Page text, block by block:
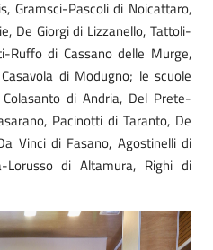
Gramsci-Pascoli di Noicattaro,
De Giorgi di Lizzanello, Tattoli-
Ruffo di Cassano delle Murge,
di Modugno; le scuole
di Andria, Del Prete-
Pacinotti di Taranto, De
Vinci di Fasano, Agostinelli di
Lorusso di Altamura, Righi di